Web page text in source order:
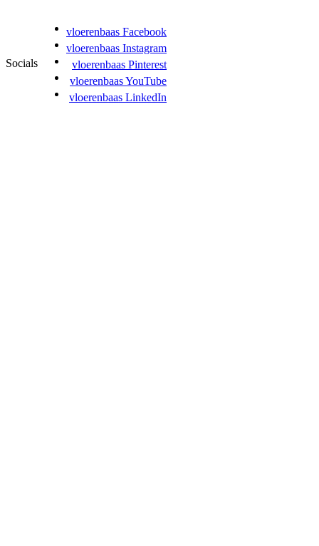
Socials
vloerenbaas Facebook
vloerenbaas Instagram
vloerenbaas Pinterest
vloerenbaas YouTube
vloerenbaas LinkedIn